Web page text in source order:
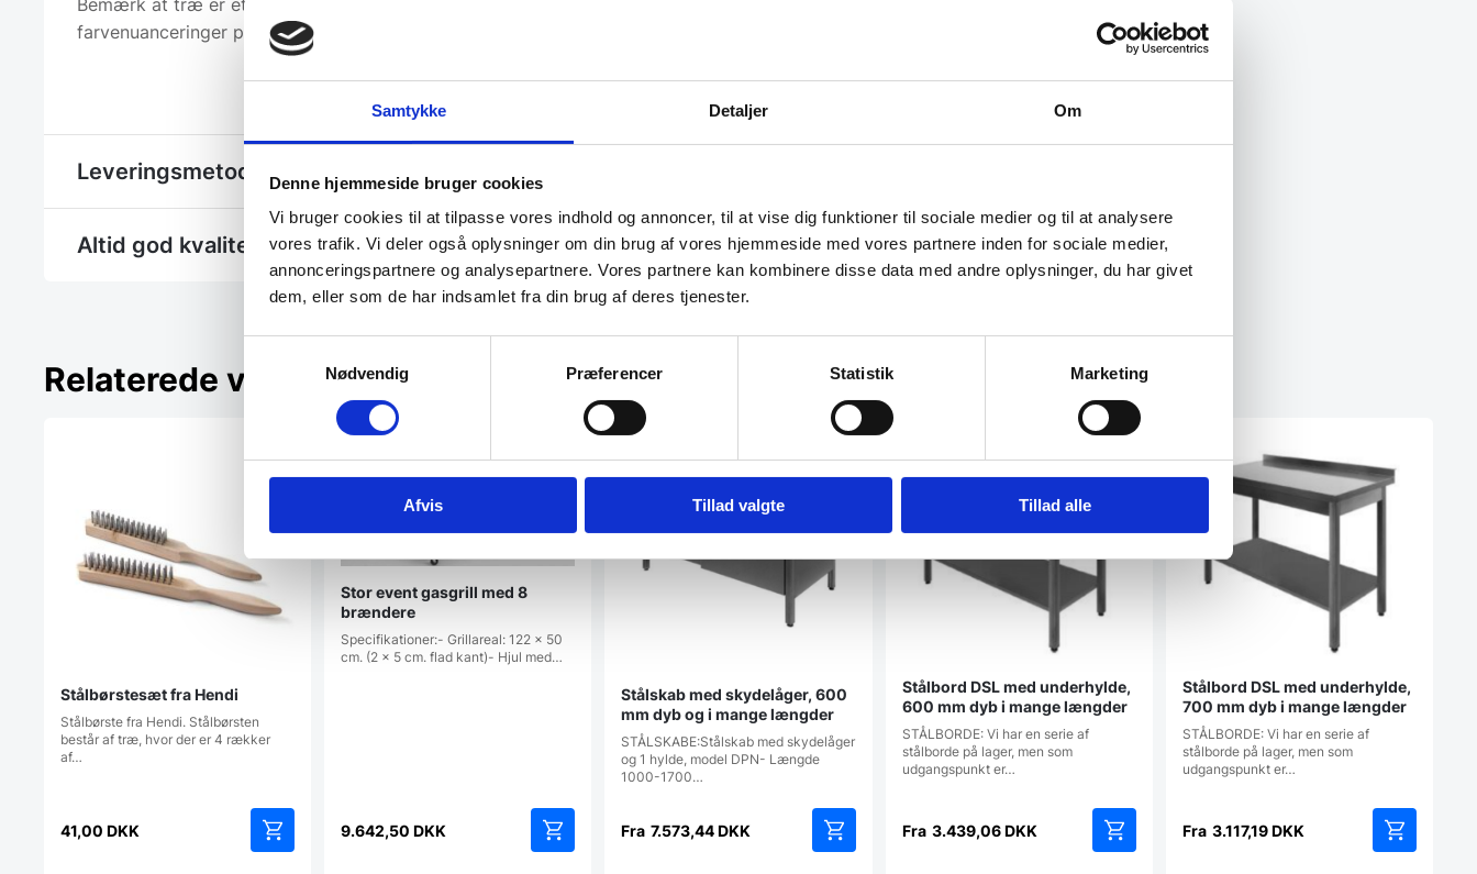
Samtykke Detaljer Om
Denne hjemmeside bruger cookies
Vi bruger cookies til at tilpasse vores indhold og annoncer, til at vise dig funktioner til sociale medier og til at analysere
vores trafik. Vi deler også oplysninger om din brug af vores hjemmeside med vores partnere inden for sociale medier,
annonceringspartnere og analysepartnere. Vores partnere kan kombinere disse data med andre oplysninger, du har givet
dem, eller som de har indsamlet fra din brug af deres tjenester.
Nødvendig
Præferencer Statistik Marketing
Afvis Tillad valgte Tillad alle
Bemærk at træ er et naturprodukt, og der kan derfor være
farvenuanceringer på produktet.
Leveringsmetode
Altid god kvalitet, se her hvorfor
Relaterede varer
Stålbørstesæt fra Hendi
Stålbørste fra Hendi. Stålbørsten
består af træ, hvor der er 4 rækker
af…
41,00 DKK
Stor event gasgrill med 8
brændere
Specifikationer:- Grillareal: 122 x 50
cm. (2 x 5 cm. flad kant)- Hjul med…
9.642,50DKK
Stålskab med skydelåger, 600
mm dyb og i mange længder
STÅLSKABE:Stålskab med skydelåger
og 1 hylde, model DPN- Længde
1000-1700…
Fra 7.573,44DKK
Stålbord DSL med underhylde,
600 mm dyb i mange længder
STÅLBORDE: Vi har en serie af
stålborde på lager, men som
udgangspunkt er…
Fra 3.439,06DKK
Stålbord DSL med underhylde,
700 mm dyb i mange længder
STÅLBORDE: Vi har en serie af
stålborde på lager, men som
udgangspunkt er…
Fra 3.117,19DKK